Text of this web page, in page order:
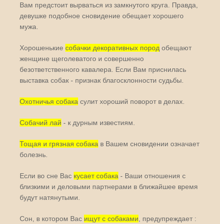
Вам предстоит вырваться из замкнутого круга. Правда,
девушке подобное сновидение обещает хорошего
мужа.
Хорошенькие собачки декоративных пород обещают
женщине щеголеватого и совершенно
безответственного кавалера. Если Вам приснилась
выставка собак - признак благосклонности судьбы.
Охотничья собака сулит хороший поворот в делах.
Собачий лай - к дурным известиям.
Тощая и грязная собака в Вашем сновидении означает
болезнь.
Если во сне Вас кусает собака - Ваши отношения с
близкими и деловыми партнерами в ближайшее время
будут натянутыми.
Сон, в котором Вас ищут с собаками , предупреждает :